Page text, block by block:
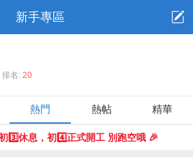
新手專區
排名: 20
熱門 熱帖 精華
3️⃣休息，初4️⃣正式開工 別跑空哦 🎉